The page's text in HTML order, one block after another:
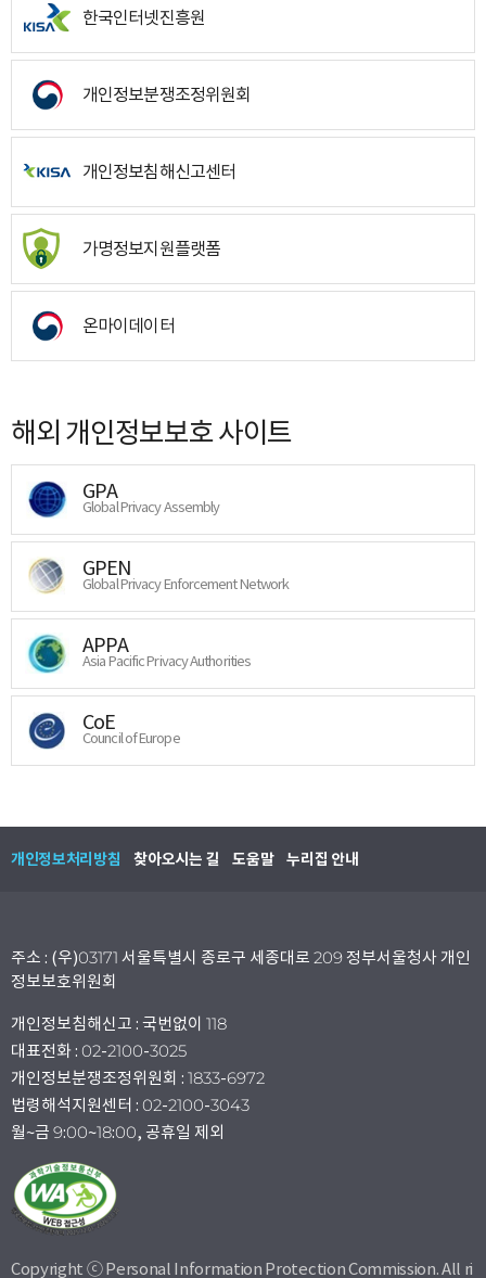
한국인터넷진흥원
개인정보분쟁조정위원회
개인정보침해신고센터
가명정보지원플랫폼
온마이데이터
해외 개인정보보호 사이트
GPA
Global Privacy Assembly
GPEN
Global Privacy Enforcement Network
APPA
Asia Pacific Privacy Authorities
CoE
Council of Europe
개인정보처리방침 찾아오시는 길 도움말 누리집 안내
주소 : (우)03171 서울특별시 종로구 세종대로 209 정부서울청사 개인
정보보호위원회
개인정보침해신고 : 국번없이 118
대표전화 : 02-2100-3025
개인정보분쟁조정위원회 : 1833-6972
법령해석지원센터 : 02-2100-3043
월~금 9:00~18:00, 공휴일 제외
Copyright ⓒ Personal Information Protection Commission. All ri